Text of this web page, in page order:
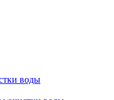
воды